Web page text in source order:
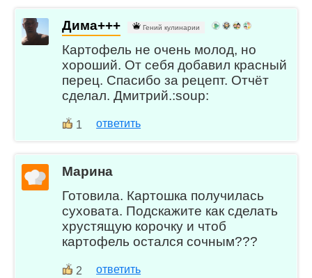
Дима+++ Гений кулинарии
Картофель не очень молод, но
хороший. От себя добавил красный
перец. Спасибо за рецепт. Отчёт
сделал. Дмитрий.:soup:
1 ответить
Марина
Готовила. Картошка получилась
суховата. Подскажите как сделать
хрустящую корочку и чтоб
картофель остался сочным???
2 ответить